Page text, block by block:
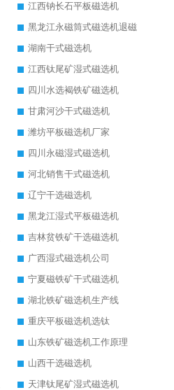
江西钠长石平板磁选机
黑龙江永磁筒式磁选机退磁
湖南干式磁选机
江西钛尾矿湿式磁选机
四川水选褐铁矿磁选机
甘肃河沙干式磁选机
潍坊平板磁选机厂家
四川永磁湿式磁选机
河北销售干式磁选机
辽宁干选磁选机
黑龙江湿式平板磁选机
吉林贫铁矿干选磁选机
广西湿式磁选机公司
宁夏磁铁矿干式磁选机
湖北铁矿磁选机生产线
重庆平板磁选机选钛
山东铁矿磁选机工作原理
山西干选磁选机
天津钛尾矿湿式磁选机